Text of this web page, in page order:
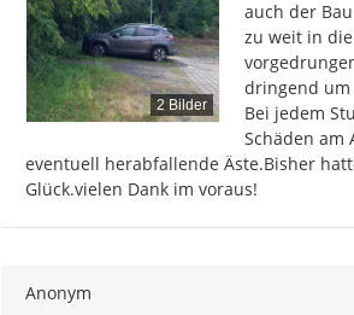
2 Bilder
auch der
zu weit in
dringend
Bei jedem
Schäden am
eventuell herabfallende Äste.Bisher
Glück.vielen Dank im voraus!
Anonym